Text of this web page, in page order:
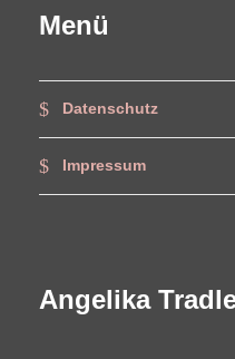
Menü
Datenschutz
Impressum
Angelika